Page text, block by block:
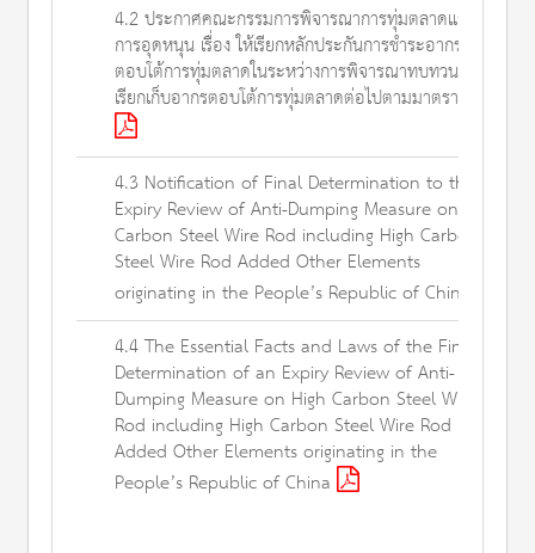
4.2 ประกาศคณะกรรมการพิจารณาการทุ่มตลาดและ
การอุดหนุน เรื่อง ให้เรียกหลักประกันการชำระอากร
ตอบโต้การทุ่มตลาดในระหว่างการพิจารณาทบทวน การ
เรียกเก็บอากรตอบโต้การทุ่มตลาดต่อไปตามมาตรา ๕๗
4.3 Notification of Final Determination to the
Expiry Review of Anti-Dumping Measure on High
Carbon Steel Wire Rod including High Carbon
Steel Wire Rod Added Other Elements
originating in the People’s Republic of China
4.4 The Essential Facts and Laws of the Final
Determination of an Expiry Review of Anti-
Dumping Measure on High Carbon Steel Wire
Rod including High Carbon Steel Wire Rod
Added Other Elements originating in the
People’s Republic of China